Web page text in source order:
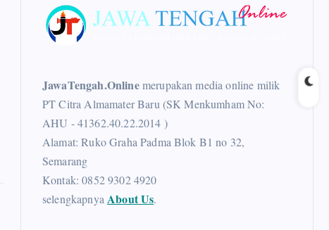
JawaTengah.Onlinemerupakan media online milik
PT Citra Almamater Baru (SK Menkumham No:
AHU - 41362.40.22.2014 )
Alamat: Ruko Graha Padma Blok B1 no 32,
Semarang
Kontak: 0852 9302 4920
selengkapnya About Us.